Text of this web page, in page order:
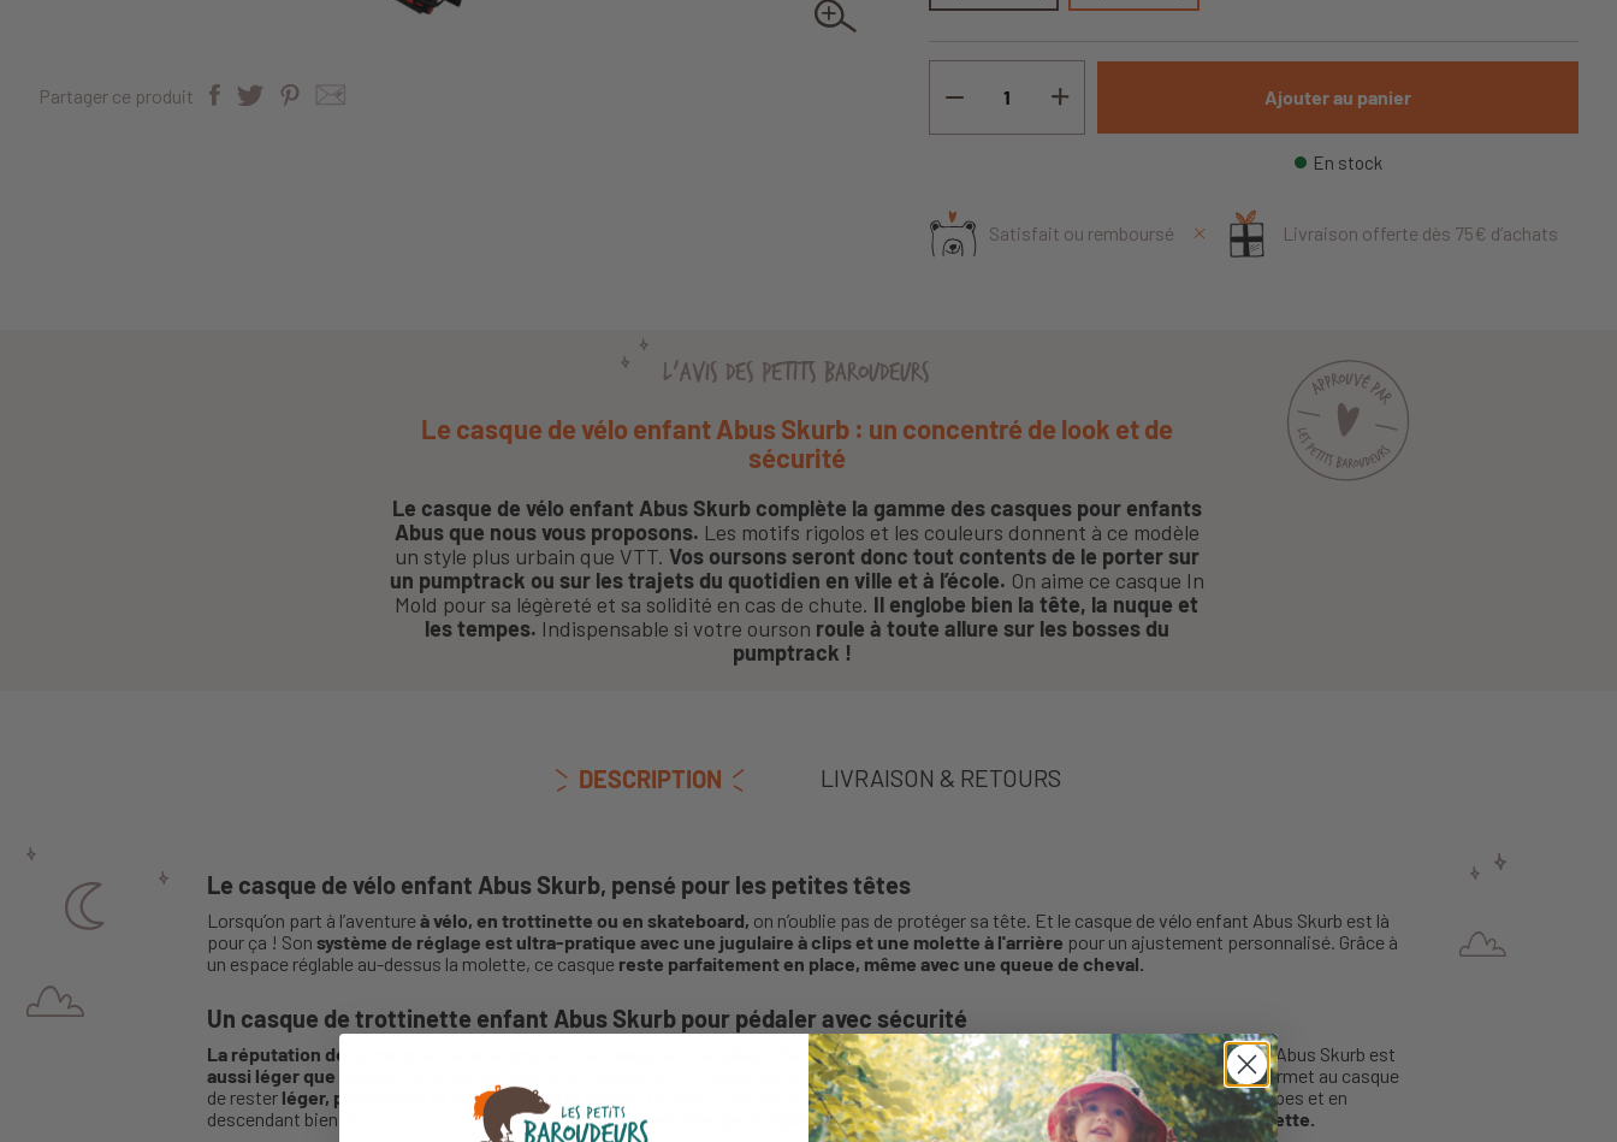
Partager ce produit Ajouter au panier
En stock
Satisfait ou remboursé Livraison offerte dès 75€ d’achats
L'AVIS DES PETITS BAROUDEURS
Le casque de vélo enfant Abus Skurb : un concentré de look et de
sécurité
Le casque de vélo enfant Abus Skurb complète la gamme des casques pour enfants
Abus que nous vous proposons. Les motifs rigolos et les couleurs donnent à ce modèle
un style plus urbain que VTT. Vos oursons seront donc tout contents de le porter sur
un pumptrack ou sur les trajets du quotidien en ville et à l’école. On aime ce casque In
Mold pour sa légèreté et sa solidité en cas de chute. Il englobe bien la tête, la nuque et
les tempes. Indispensable si votre ourson roule à toute allure sur les bosses du
pumptrack !
DESCRIPTION LIVRAISON & RETOURS
Le casque de vélo enfant Abus Skurb, pensé pour les petites têtes
Lorsqu’on part à l’aventureà vélo, en trottinette ou en skateboard, on n’oublie pas de protéger sa tête. Et le casque de vélo enfant Abus Skurb est là
pour ça ! Son système de réglage est ultra-pratique avec une jugulaire à clips et une molette à l'arrière pour un ajustement personnalisé. Grâce à
un espace réglable au-dessus la molette, ce casque reste parfaitement en place, même avec une queue de cheval.
Un casque de trottinette enfant Abus Skurb pour pédaler avec sécurité
La réputation de la marque Abus en matière de casques n’est plus à faire !Grâce à la technologie In Mold, ce casque de vélo enfant Abus Skurb est
aussi léger que solide.
D’une grande qualité, la mousse en EPS absorbe les chocs et fusionne avec la coque extérieure. Ce système permet au casque
de rester léger, protecteur et durable dans le temps.
De plus, il couvre intégralement la tête de votre enfant en enveloppant ses tempes et en
descendant bien derrière sa nuque.
Ainsi, votre petit aventurier peut également le porter pour faire du skateboard ou de la trottinette.